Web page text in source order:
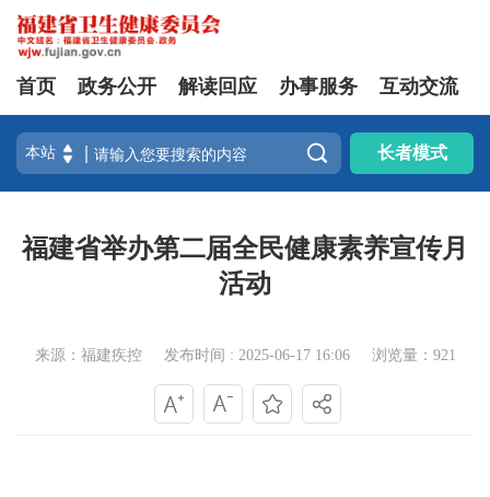
首页 政务公开 解读回应 办事服务 互动交流
 长者模式
福建省举办第二届全民健康素养宣传月
活动
来源：福建疾控 发布时间 : 2025-06-17 16:06 浏览量：921